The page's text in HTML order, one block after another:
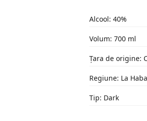
Alcool: 40%
Volum: 700 ml
Țara de origine:
Regiune: La
Tip: Dark